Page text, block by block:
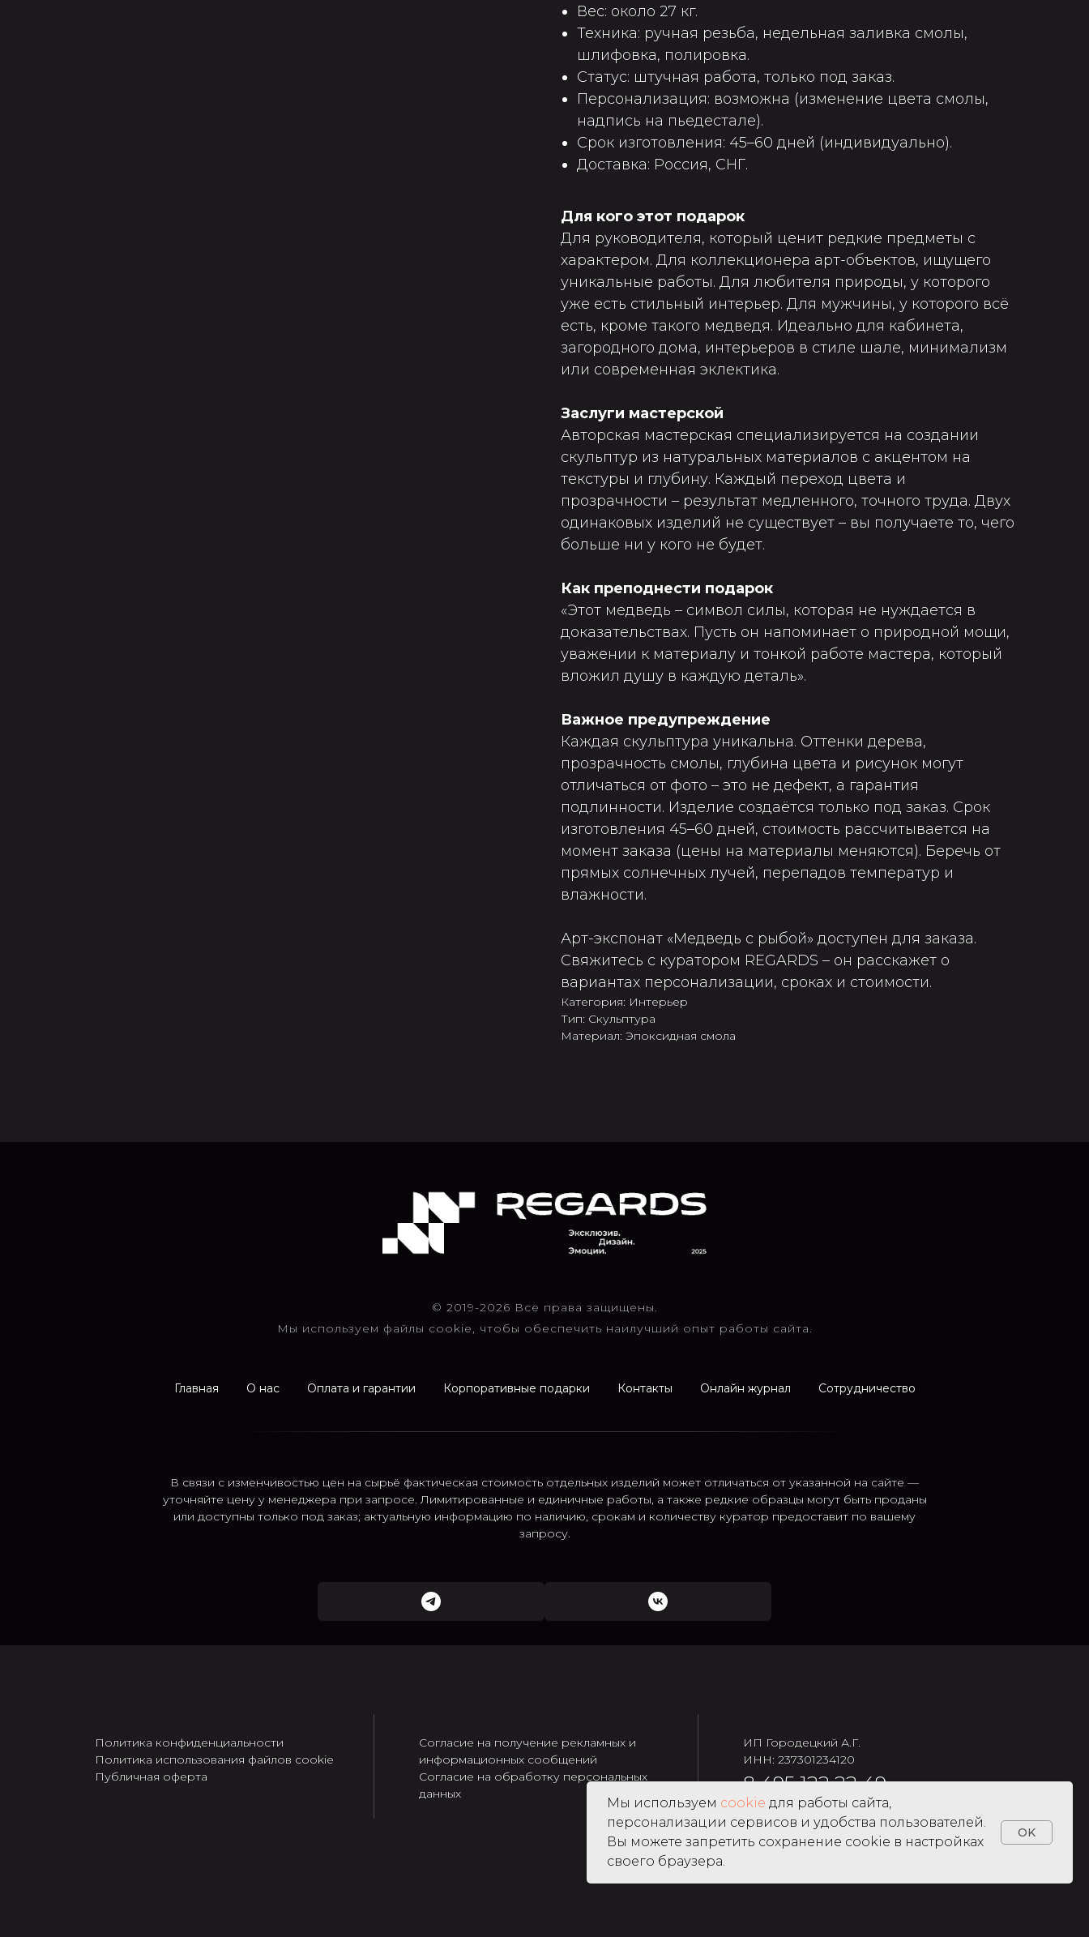
Вес: около 27 кг.
Техника: ручная резьба, недельная заливка смолы,
шлифовка, полировка.
Статус: штучная работа, только под заказ.
Персонализация: возможна (изменение цвета смолы,
надпись на пьедестале).
Срок изготовления: 45–60 дней (индивидуально).
Доставка: Россия, СНГ.
Для кого этот подарок
Для руководителя, который ценит редкие предметы с
характером. Для коллекционера арт-объектов, ищущего
уникальные работы. Для любителя природы, у которого
уже есть стильный интерьер. Для мужчины, у которого всё
есть, кроме такого медведя. Идеально для кабинета,
загородного дома, интерьеров в стиле шале, минимализм
или современная эклектика.
Заслуги мастерской
Авторская мастерская специализируется на создании
скульптур из натуральных материалов с акцентом на
текстуры и глубину. Каждый переход цвета и
прозрачности – результат медленного, точного труда. Двух
одинаковых изделий не существует – вы получаете то, чего
больше ни у кого не будет.
Как преподнести подарок
«Этот медведь – символ силы, которая не нуждается в
доказательствах. Пусть он напоминает о природной мощи,
уважении к материалу и тонкой работе мастера, который
вложил душу в каждую деталь».
Важное предупреждение
Каждая скульптура уникальна. Оттенки дерева,
прозрачность смолы, глубина цвета и рисунок могут
отличаться от фото – это не дефект, а гарантия
подлинности. Изделие создаётся только под заказ. Срок
изготовления 45–60 дней, стоимость рассчитывается на
момент заказа (цены на материалы меняются). Беречь от
прямых солнечных лучей, перепадов температур и
влажности.
Арт-экспонат «Медведь с рыбой» доступен для заказа.
Свяжитесь с куратором REGARDS – он расскажет о
вариантах персонализации, сроках и стоимости.
Категория: Интерьер
Тип: Скульптура
Материал: Эпоксидная смола
© 2019-2026 Все права защищены.
Мы используем файлы cookie, чтобы обеспечить наилучший опыт работы сайта.
Главная О нас Оплата и гарантии Корпоративные подарки Контакты Онлайн журнал Сотрудничество
В связи с изменчивостью цен на сырьё фактическая стоимость отдельных изделий может отличаться от указанной на сайте —
уточняйте цену у менеджера при запросе. Лимитированные и единичные работы, а также редкие образцы могут быть проданы
или доступны только под заказ; актуальную информацию по наличию, срокам и количеству куратор предоставит по вашему
запросу.
Политика конфиденциальности
Политика использования файлов cookie
Публичная оферта
Согласие на получение рекламных и
информационных сообщений
Согласие на обработку персональных
данных
ИП Городецкий А.Г.
ИНН: 237301234120
8 495 122 22 49
Мы используем cookie для работы сайта,
персонализации сервисов и удобства пользователей.
Вы можете запретить сохранение cookie в настройках
своего браузера.
OK